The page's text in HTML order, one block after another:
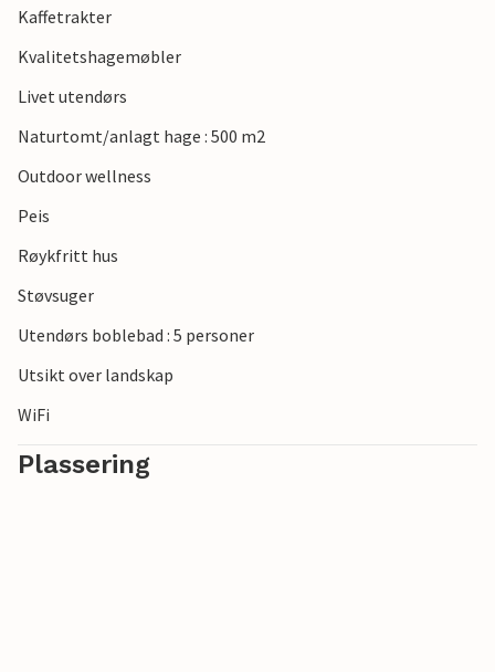
Kaffetrakter
Kvalitetshagemøbler
Livet utendørs
Naturtomt/anlagt hage : 500 m2
Outdoor wellness
Peis
Røykfritt hus
Støvsuger
Utendørs boblebad : 5 personer
Utsikt over landskap
WiFi
Plassering